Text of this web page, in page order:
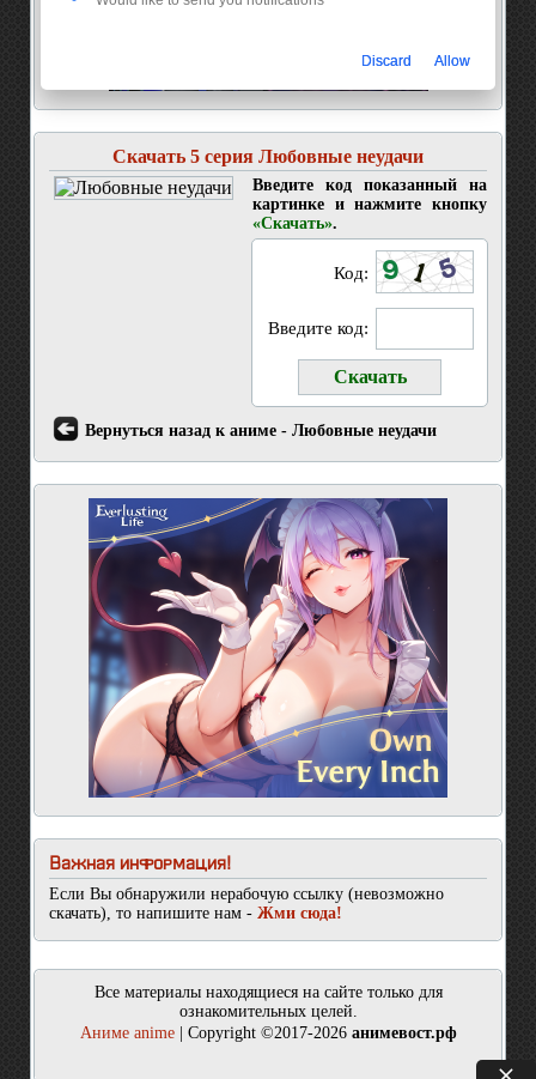
Скачать 5 серия Любовные неудачи
Введите код показанный на
картинке и нажмите кнопку
«Скачать».
Код:
Введите код:
Вернуться назад к аниме - Любовные неудачи
Важная информация!
Если Вы обнаружили нерабочую ссылку (невозможно
скачать), то напишите нам - Жми сюда!
Все материалы находящиеся на сайте только для
ознакомительных целей.
Аниме anime| Copyright ©2017-2026 анимевост.рф
Discard Allow